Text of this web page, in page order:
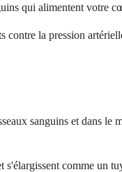
qui alimentent votre
la pression
sanguins et dans
comme un